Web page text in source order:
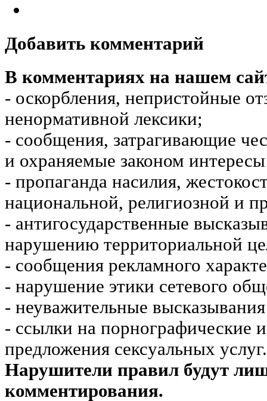
Добавить комментарий
В комментариях на нашем
- оскорбления, непристойные
ненормативной лексики;
- сообщения, затрагивающие
и охраняемые законом
- пропаганда насилия,
национальной, религиозной и
- антигосударственные
нарушению территориальной
- сообщения рекламного
- нарушение этики сетевого
- неуважительные
- ссылки на порнографические
предложения сексуальных услуг.
Нарушители правил будут
комментирования.